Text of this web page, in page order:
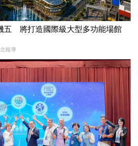
五 將打造國際級大型多功能場館
報導